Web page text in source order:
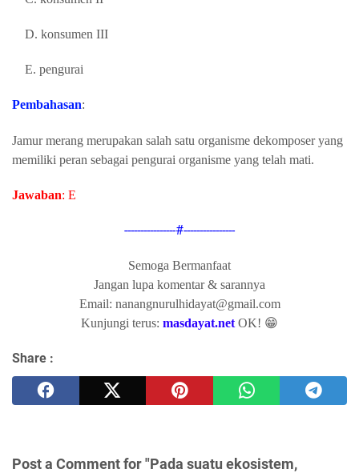
D. konsumen III
E. pengurai
Pembahasan:
Jamur merang merupakan salah satu organisme dekomposer yang
memiliki peran sebagai pengurai organisme yang telah mati.
Jawaban: E
----------------#----------------
Semoga Bermanfaat
Jangan lupa komentar & sarannya
Email: nanangnurulhidayat@gmail.com
Kunjungi terus: masdayat.net OK! 😁
Share :
Post a Comment for "Pada suatu ekosistem,